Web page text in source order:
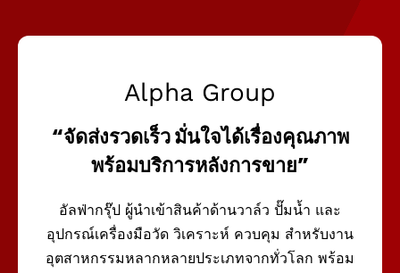
Alpha Group
“จัดส่งรวดเร็ว มั่นใจได้เรื่องคุณภาพ
พร้อมบริการหลังการขาย”
อัลฟ่ากรุ๊ป ผู้นำเข้าสินค้าด้านวาล์ว ปั๊มน้ำ และ
อุปกรณ์เครื่องมือวัด วิเคราะห์ ควบคุม สำหรับงาน
อุตสาหกรรมหลากหลายประเภทจากทั่วโลก พร้อม